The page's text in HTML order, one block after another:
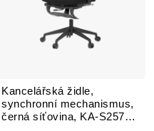
Kancelářská židle,
synchronní mechanismus,
černá síťovina, KA-S257